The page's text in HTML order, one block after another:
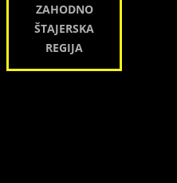
ZAHODNO
ŠTAJERSKA
REGIJA